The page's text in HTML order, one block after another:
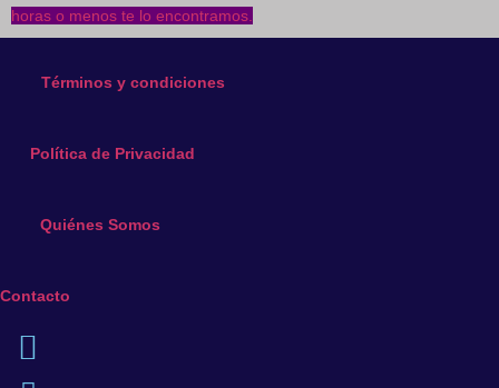
horas o menos te lo encontramos.
Términos y condiciones
Política de Privacidad
Quiénes Somos
Contacto